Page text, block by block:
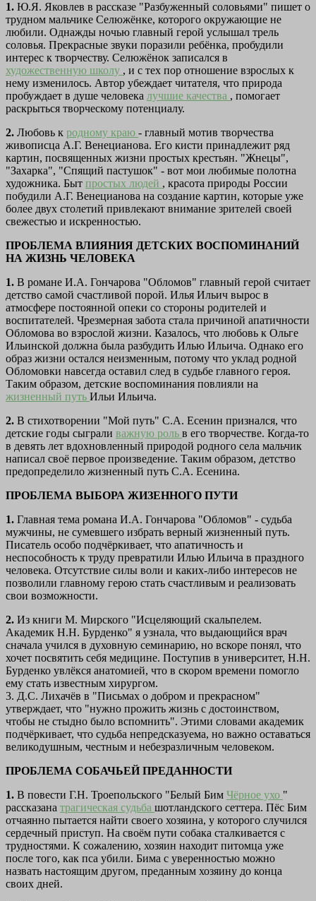
1. Ю.Я. Яковлев в рассказе "Разбуженный соловьями" пишет о
трудном мальчике Селюжёнке, которого окружающие не
любили. Однажды ночью главный герой услышал трель
соловья. Прекрасные звуки поразили ребёнка, пробудили
интерес к творчеству. Селюжёнок записался в
художественную школу , и с тех пор отношение взрослых к
нему изменилось. Автор убеждает читателя, что природа
пробуждает в душе человека лучшие качества , помогает
раскрыться творческому потенциалу.
2. Любовь к родному краю - главный мотив творчества
живописца А.Г. Венецианова. Его кисти принадлежит ряд
картин, посвященных жизни простых крестьян. "Жнецы",
"Захарка", "Спящий пастушок" - вот мои любимые полотна
художника. Быт простых людей , красота природы России
побудили А.Г. Венецианова на создание картин, которые уже
более двух столетий привлекают внимание зрителей своей
свежестью и искренностью.
ПРОБЛЕМА ВЛИЯНИЯ ДЕТСКИХ ВОСПОМИНАНИЙ
НА ЖИЗНЬ ЧЕЛОВЕКА
1. В романе И.А. Гончарова "Обломов" главный герой считает
детство самой счастливой порой. Илья Ильич вырос в
атмосфере постоянной опеки со стороны родителей и
воспитателей. Чрезмерная забота стала причиной апатичности
Обломова во взрослой жизни. Казалось, что любовь к Ольге
Ильинской должна была разбудить Илью Ильича. Однако его
образ жизни остался неизменным, потому что уклад родной
Обломовки навсегда оставил след в судьбе главного героя.
Таким образом, детские воспоминания повлияли на
жизненный путь Ильи Ильича.
2. В стихотворении "Мой путь" С.А. Есенин признался, что
детские годы сыграли важную роль в его творчестве. Когда-то
в девять лет вдохновленный природой родного села мальчик
написал своё первое произведение. Таким образом, детство
предопределило жизненный путь С.А. Есенина.
ПРОБЛЕМА ВЫБОРА ЖИЗЕННОГО ПУТИ
1. Главная тема романа И.А. Гончарова "Обломов" - судьба
мужчины, не сумевшего избрать верный жизненный путь.
Писатель особо подчёркивает, что апатичность и
неспособность к труду превратили Илью Ильича в праздного
человека. Отсутствие силы воли и каких-либо интересов не
позволили главному герою стать счастливым и реализовать
свои возможности.
2. Из книги М. Мирского "Исцеляющий скальпелем.
Академик Н.Н. Бурденко" я узнала, что выдающийся врач
сначала учился в духовную семинарию, но вскоре понял, что
хочет посвятить себя медицине. Поступив в университет, Н.Н.
Бурденко увлёкся анатомией, что в скором времени помогло
ему стать известным хирургом.
3. Д.С. Лихачёв в "Письмах о добром и прекрасном"
утверждает, что "нужно прожить жизнь с достоинством,
чтобы не стыдно было вспомнить". Этими словами академик
подчёркивает, что судьба непредсказуема, но важно оставаться
великодушным, честным и небезразличным человеком.
ПРОБЛЕМА СОБАЧЬЕЙ ПРЕДАННОСТИ
1. В повести Г.Н. Троепольского "Белый Бим Чёрное ухо "
рассказана трагическая судьба шотландского сеттера. Пёс Бим
отчаянно пытается найти своего хозяина, у которого случился
сердечный приступ. На своём пути собака сталкивается с
трудностями. К сожалению, хозяин находит питомца уже
после того, как пса убили. Бима с уверенностью можно
назвать настоящим другом, преданным хозяину до конца
своих дней.